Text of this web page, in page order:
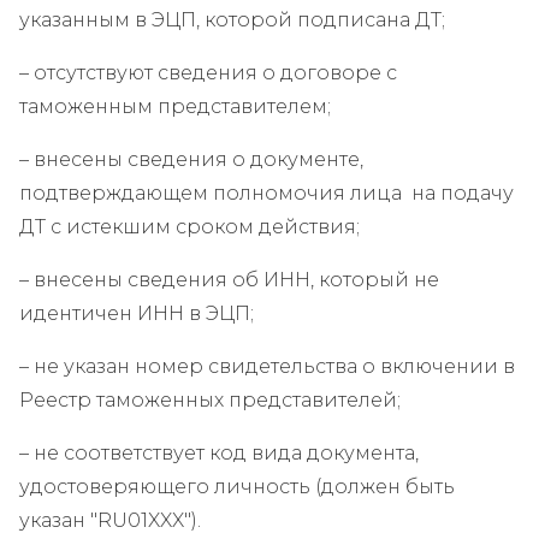
указанным в ЭЦП, которой подписана ДТ;
– отсутствуют сведения о договоре с
таможенным представителем;
– внесены сведения о документе,
подтверждающем полномочия лица на подачу
ДТ с истекшим сроком действия;
– внесены сведения об ИНН, который не
идентичен ИНН в ЭЦП;
– не указан номер свидетельства о включении в
Реестр таможенных представителей;
– не соответствует код вида документа,
удостоверяющего личность (должен быть
указан "RU01XXX").